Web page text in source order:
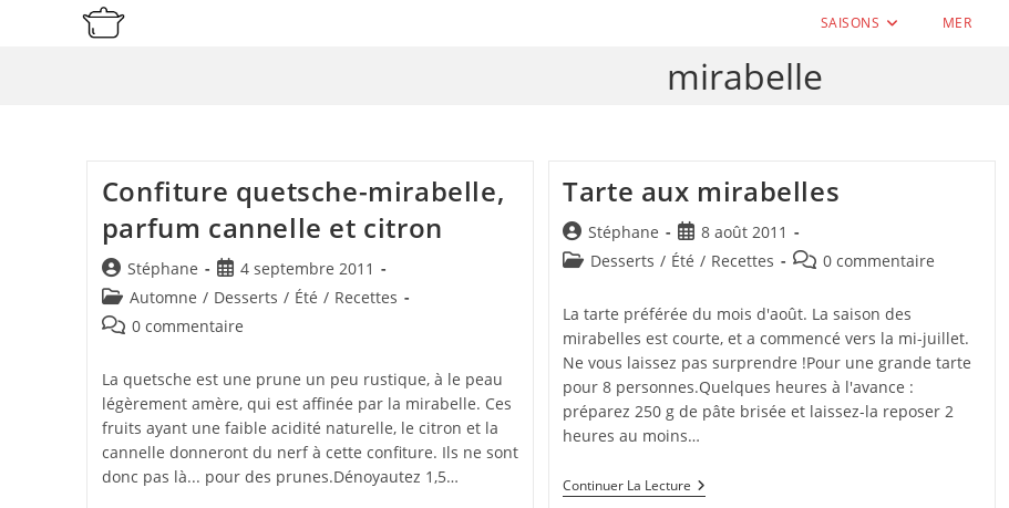
SAISONS MER
mirabelle
Confiture quetsche-mirabelle,
parfum cannelle et citron
Auteur/autrice
de
la
publication :
Stéphane
Publication
publiée :
4 septembre 2011
Post
category:
Automne / Desserts / Été / Recettes
Commentaires
la
publication :
0 commentaire
La quetsche est une prune un peu rustique, à le peau
légèrement amère, qui est affinée par la mirabelle. Ces
fruits ayant une faible acidité naturelle, le citron et la
cannelle donneront du nerf à cette confiture. Ils ne sont
donc pas là... pour des prunes.Dénoyautez 1,5…
Tarte aux mirabelles
Auteur/autrice
de
Stéphane
Publication
publiée :
8 août 2011
PostDesserts / Été / Recettes
Commentaires
la
publication :
0 commentaire
La tarte préférée du mois d'août. La saison des
mirabelles est courte, et a commencé vers la mi-juillet.
Ne vous laissez pas surprendre !Pour une grande tarte
pour 8 personnes.Quelques heures à l'avance :
préparez 250 g de pâte brisée et laissez-la reposer 2
heures au moins…
Continuer La Lecture Tarte
Aux